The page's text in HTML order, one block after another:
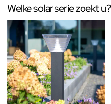
Welke solar serie zoekt u?